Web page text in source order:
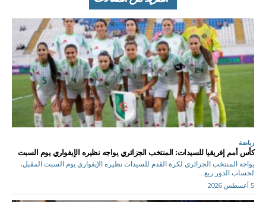
رياضة
كأس أمم إفريقيا للسيدات: المنتخب الجزائري يواجه نظيره الإيفواري يوم السبت
يواجه المنتخب الجزائري لكرة القدم للسيدات نظيره الإيفواري يوم السبت المقبل،
لحساب الدور ربع...
5 أغسطس 2026